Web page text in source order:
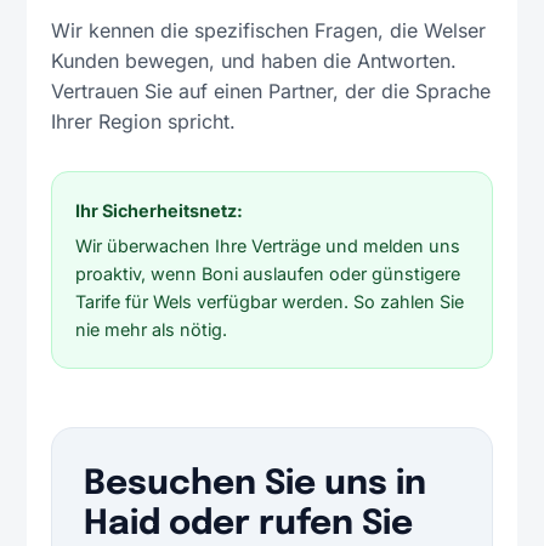
Wir kennen die spezifischen Fragen, die Welser
Kunden bewegen, und haben die Antworten.
Vertrauen Sie auf einen Partner, der die Sprache
Ihrer Region spricht.
Ihr Sicherheitsnetz:
Wir überwachen Ihre Verträge und melden uns
proaktiv, wenn Boni auslaufen oder günstigere
Tarife für Wels verfügbar werden. So zahlen Sie
nie mehr als nötig.
Besuchen Sie uns in
Haid oder rufen Sie